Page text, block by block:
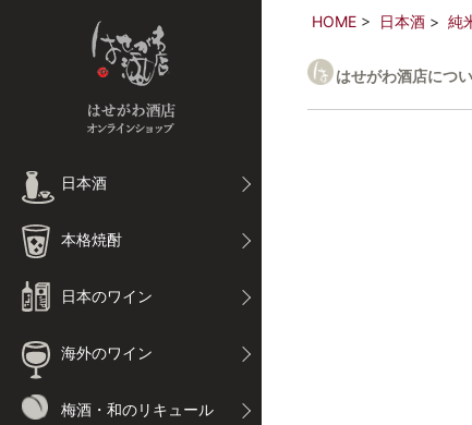
日本酒
本格焼酎
日本のワイン
海外のワイン
梅酒・和のリキュール
HOME 日本酒 純
はせがわ酒店につ